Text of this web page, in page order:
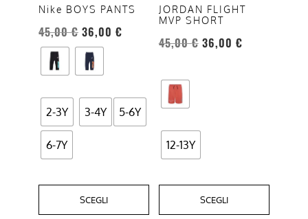
Nike BOYS PANTS
45,00€ 36,00 €
2-3Y 3-4Y 5-6Y
6-7Y
SCEGLI
opzioni
essere
scelte
nella
del
prodotto
JORDAN FLIGHT
MVP SHORT
45,00€ 36,00 €
12-13Y
SCEGLI
opzioni
possono
essere
pagina
del
prodotto